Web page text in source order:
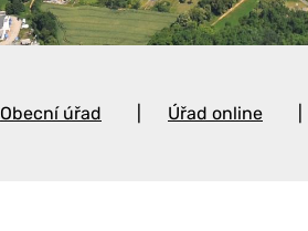
Obecní úřad Úřad online